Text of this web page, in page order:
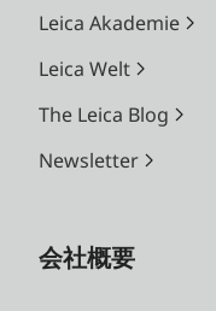
Leica Akademie
Leica Welt
The Leica Blog
Newsletter
会社概要